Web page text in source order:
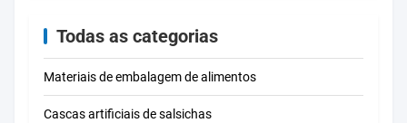
Todas as categorias
Materiais de embalagem de alimentos
Cascas artificiais de salsichas